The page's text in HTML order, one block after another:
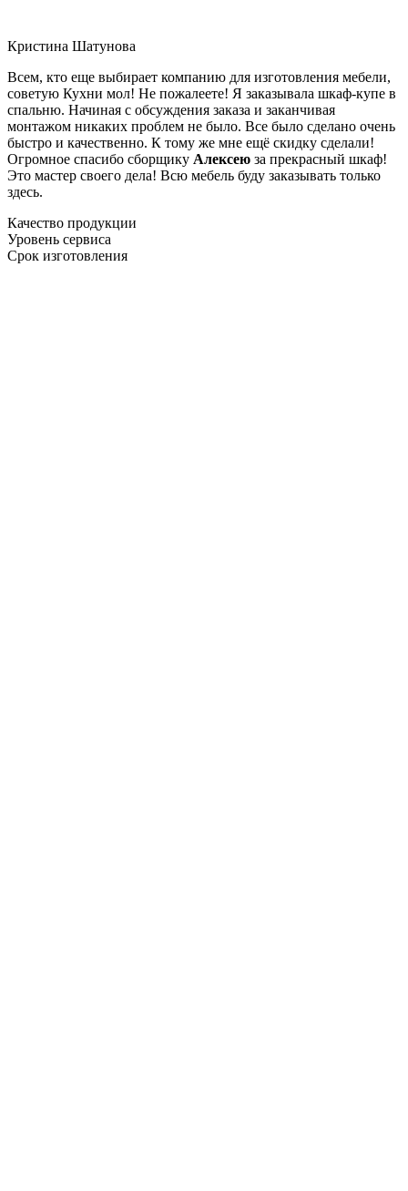
Кристина Шатунова
Всем, кто еще выбирает компанию для изготовления мебели,
советую Кухни мол! Не пожалеете! Я заказывала шкаф-купе в
спальню. Начиная с обсуждения заказа и заканчивая
монтажом никаких проблем не было. Все было сделано очень
быстро и качественно. К тому же мне ещё скидку сделали!
Огромное спасибо сборщику Алексею за прекрасный шкаф!
Это мастер своего дела! Всю мебель буду заказывать только
здесь.
Качество продукции
Уровень сервиса
Срок изготовления